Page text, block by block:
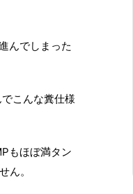
んでしまった
こんな糞仕様
もほぼ満タン
ん。